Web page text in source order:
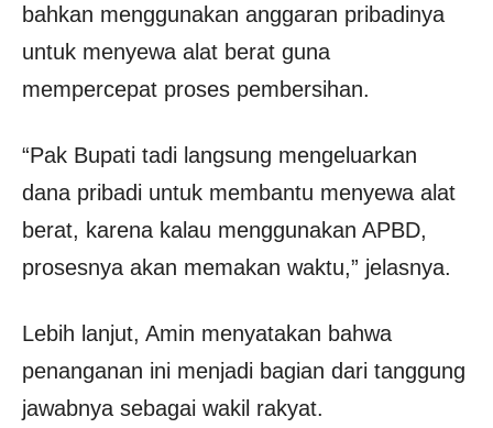
bahkan menggunakan anggaran pribadinya
untuk menyewa alat berat guna
mempercepat proses pembersihan.
“Pak Bupati tadi langsung mengeluarkan
dana pribadi untuk membantu menyewa alat
berat, karena kalau menggunakan APBD,
prosesnya akan memakan waktu,” jelasnya.
Lebih lanjut, Amin menyatakan bahwa
penanganan ini menjadi bagian dari tanggung
jawabnya sebagai wakil rakyat.